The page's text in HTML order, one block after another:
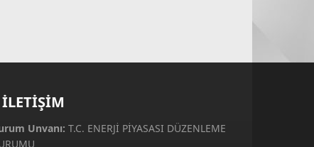
İLETİŞİM
Unvanı: T.C. ENERJİ PİYASASI DÜZENLEME